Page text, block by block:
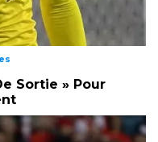
Sortie » Pour